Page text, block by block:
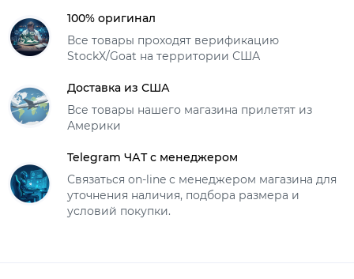
100% оригинал
Все товары проходят верификацию
StockX/Goat на территории США
Доставка из США
Все товары нашего магазина прилетят из
Америки
Telegram ЧАТ с менеджером
Связаться on-line с менеджером магазина для
уточнения наличия, подбора размера и
условий покупки.